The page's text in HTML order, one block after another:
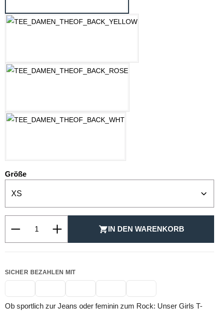
Größeauswählen
IN DEN WARENKORB
SICHER BEZAHLEN MIT
Ob sportlich zur Jeans oder feminin zum Rock: Unser Girls T-